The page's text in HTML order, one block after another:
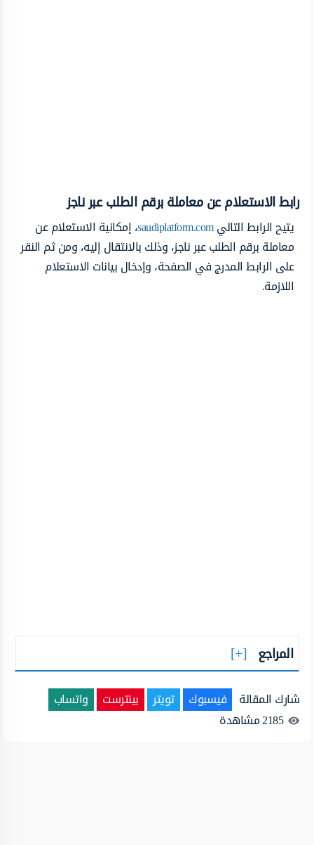
رابط الاستعلام عن معاملة برقم الطلب عبر ناجز
يتيح الرابط التاليsaudiplatform.com، إمكانية الاستعلام عن
معاملة برقم الطلب عبر ناجز، وذلك بالانتقال إليه، ومن ثم النقر
على الرابط المدرج في الصفحة، وإدخال بيانات الاستعلام
اللازمة.
المراجع
شارك المقالة فيسبوك تويتر بينترست
واتساب
2185مشاهدة